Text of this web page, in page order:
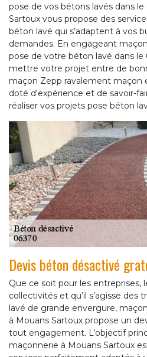
pose de vos bétons lavés dans
Sartoux vous propose des
béton lavé qui s’adaptent à vos
demandes. En engageant
pose de votre béton lavé dans le
mettre votre projet entre de
maçon Zepp ravalement maçon
doté d'expérience et de savoir-
réaliser vos projets pose béton
Devis béton désactivé
Que ce soit pour les entreprises,
collectivités et qu’il s’agisse des
lavé de grande envergure,
à Mouans Sartoux propose un
tout engagement. L’objectif
maçonnerie à Mouans Sartoux